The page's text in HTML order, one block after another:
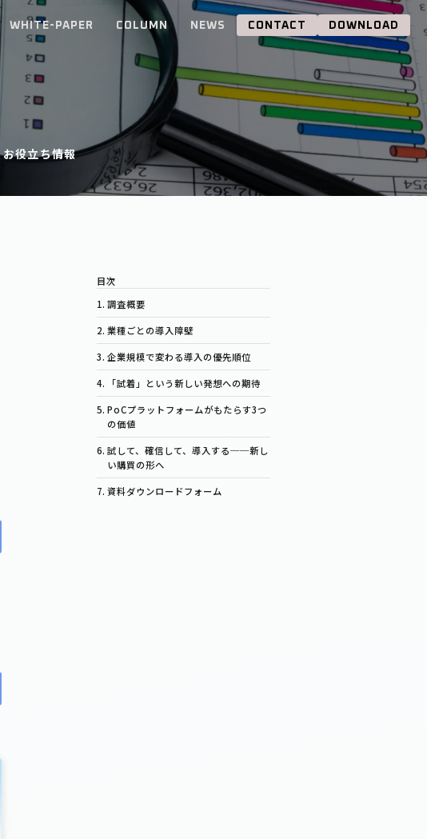
WHITE-PAPER COLUMN NEWS CONTACT DOWNLOAD
お役立ち情報
調査概要
業種ごとの導入障壁
企業規模で変わる導入の優先順位
「試着」という新しい発想への期待
PoCプラットフォームがもたらす3つ
の価値
試して、確信して、導入する──新し
い購買の形へ
資料ダウンロードフォーム